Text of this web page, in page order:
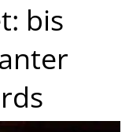
bis